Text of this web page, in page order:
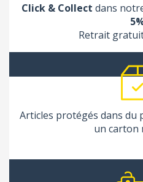
Click & Collect dans
Retrait
Articles protégés dans du
un carton